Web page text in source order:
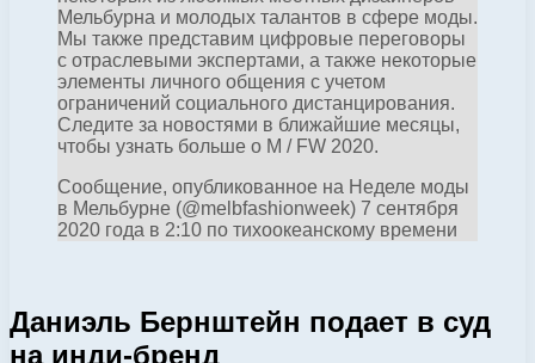
Мельбурна и молодых талантов в сфере моды.
Мы также представим цифровые переговоры
с отраслевыми экспертами, а также некоторые
элементы личного общения с учетом
ограничений социального дистанцирования.
Следите за новостями в ближайшие месяцы,
чтобы узнать больше о M / FW 2020.
Сообщение, опубликованное на Неделе моды
в Мельбурне (@melbfashionweek) 7 сентября
2020 года в 2:10 по тихоокеанскому времени
Даниэль Бернштейн подает в суд
на инди-бренд